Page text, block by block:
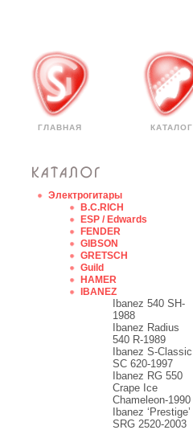
ГЛАВНАЯ КАТАЛОГ
Электрогитары
B.C.RICH
ESP / Edwards
FENDER
GIBSON
GRETSCH
Guild
HAMER
IBANEZ
Ibanez 540 SH-
1988
Ibanez Radius
540 R-1989
Ibanez S-Classic
SC 620-1997
Ibanez RG 550
Crape Ice
Chameleon-1990
Ibanez ‘Prestige’
SRG 2520-2003